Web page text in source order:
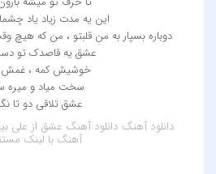
این یه مدت زیاد یاد
دوباره بسپار به من قلبتو ، من که هیچ
عشق یه قاصدک تو
خوشیش کمه ، غمش
سخت میاد و میره
عشق تلاقی دو تا
دانلود آهنگ
آهنگ با لینک